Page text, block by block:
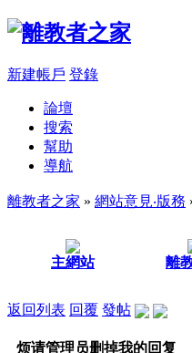
新建帳戶 登錄
論壇
搜索
幫助
導航
離教者之家 » 網站意見‧版務
主網站 離
返回列表 回覆 發帖
烦请管理员删掉我的回复